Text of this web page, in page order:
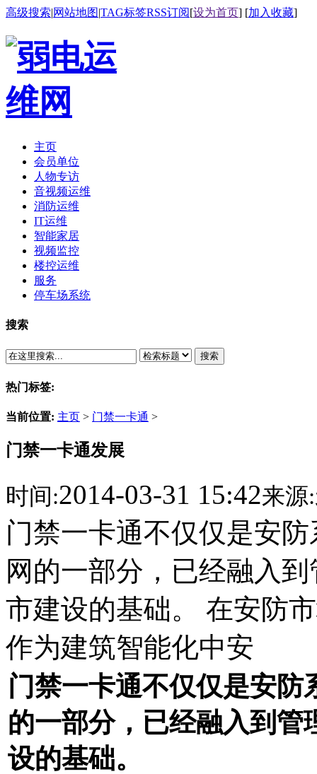
高级搜索|网站地图|TAG标签RSS订阅[设为首页] [加入收藏]
主页
会员单位
人物专访
音视频运维
消防运维
IT运维
智能家居
视频监控
楼控运维
服务
停车场系统
搜索
搜索
热门标签:
当前位置: 主页 > 门禁一卡通 >
门禁一卡通发展
时间:2014-03-31 15:42来源:
门禁一卡通不仅仅是安
网的一部分，已经融入
市建设的基础。 在安防
作为建筑智能化中安
门禁一卡通不仅仅是安
的一部分，已经融入到管
设的基础。